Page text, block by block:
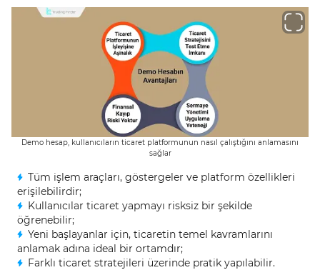
Demo hesap, kullanıcıların ticaret platformunun nasıl çalıştığını anlamasını
sağlar
Tüm işlem araçları, göstergeler ve platform özellikleri
erişilebilirdir;
Kullanıcılar ticaret yapmayı risksiz bir şekilde
öğrenebilir;
Yeni başlayanlar için, ticaretin temel kavramlarını
anlamak adına ideal bir ortamdır;
Farklı ticaret stratejileri üzerinde pratik yapılabilir.